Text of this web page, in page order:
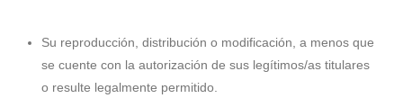
Su reproducción, distribución o modificación, a menos que
se cuente con la autorización de sus legítimos/as titulares
o resulte legalmente permitido.